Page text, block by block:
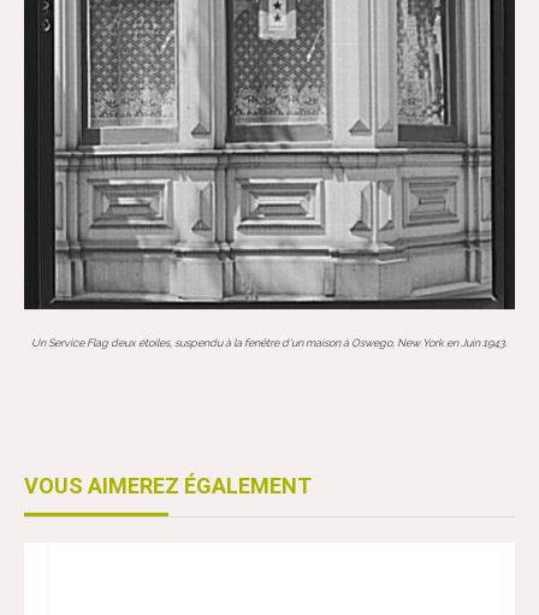
Un Service Flag deux étoiles, suspendu à la fenêtre d'un maison à Oswego, New York en Juin 1943.
VOUS AIMEREZ ÉGALEMENT